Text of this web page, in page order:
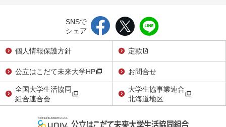
SNSで
シェア
個人情報保護方針
定款
公立はこだて未来大学HP
お問合せ
全国大学生活協同
組合連合会
大学生協事業連合
北海道地区